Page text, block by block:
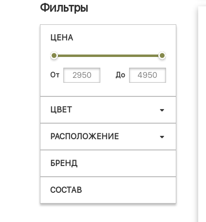
Фильтры
ЦЕНА
От До
ЦВЕТ
РАСПОЛОЖЕНИЕ
БРЕНД
СОСТАВ